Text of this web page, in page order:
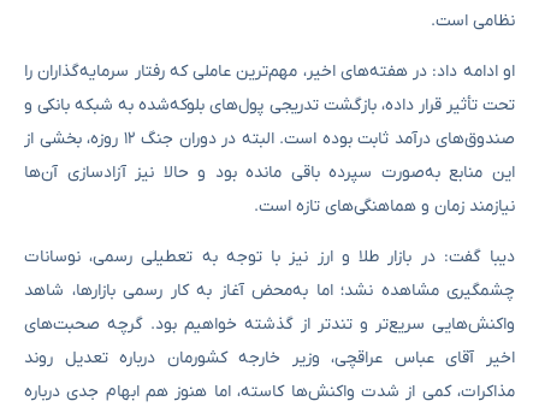
نظامی است.
او ادامه داد: در هفته‌های اخیر، مهم‌ترین عاملی که رفتار سرمایه‌گذاران را
تحت تأثیر قرار داده، بازگشت تدریجی پول‌های بلوکه‌شده به شبکه بانکی و
صندوق‌های درآمد ثابت بوده است. البته در دوران جنگ ۱۲ روزه، بخشی از
این منابع به‌صورت سپرده باقی مانده بود و حالا نیز آزادسازی آن‌ها
نیازمند زمان و هماهنگی‌های تازه است.
دیبا گفت: در بازار طلا و ارز نیز با توجه به تعطیلی رسمی، نوسانات
چشمگیری مشاهده نشد؛ اما به‌محض آغاز به کار رسمی بازارها، شاهد
واکنش‌هایی سریع‌تر و تندتر از گذشته خواهیم بود. گرچه صحبت‌های
اخیر آقای عباس عراقچی، وزیر خارجه کشورمان درباره تعدیل روند
مذاکرات، کمی از شدت واکنش‌ها کاسته، اما هنوز هم ابهام جدی درباره